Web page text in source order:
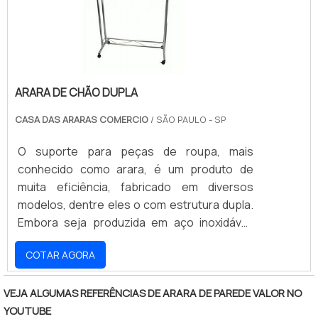
nossos consultores e solicite um
especial. Além d.
ARARA DE CHÃO DUPLA
CASA DAS ARARAS COMERCIO / SÃO PAULO - SP
O suporte para peças de roupa, mais
conhecido como arara, é um produto de
muita eficiência, fabricado em diversos
modelos, dentre eles o com estrutura dupla.
Embora seja produzida em aço inoxidável,
cromado ou não, a versão com barra dupla
oferece excelente resistência de uso,
suportando pesos de aproximadamente
30kg dependendo do tipo. A presença de
peças de aço também confere ao produto
COTAR AGORA
VEJA ALGUMAS REFERÊNCIAS DE ARARA DE PAREDE VALOR NO
YOUTUBE